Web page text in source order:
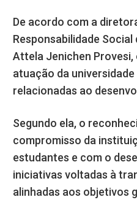
De acordo com a
Responsabilidade
Attela Jenichen
atuação da
relacionadas ao
Segundo ela, o
compromisso da
estudantes e com o
iniciativas voltadas à
alinhadas aos objetivos